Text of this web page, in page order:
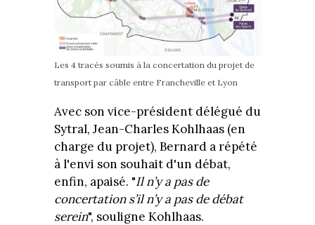
Les 4 tracés soumis à la concertation du projet de
transport par câble entre Francheville et Lyon
Avec son vice-président délégué du
Sytral, Jean-Charles Kohlhaas (en
charge du projet), Bernard a répété
à l'envi son souhait d'un débat,
enfin, apaisé. "Il n’y a pas de
concertation s’il n’y a pas de débat
serein", souligne Kohlhaas.